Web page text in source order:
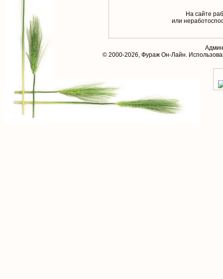
На сайте
или
© 2000-2026, Фураж Он-Лайн.